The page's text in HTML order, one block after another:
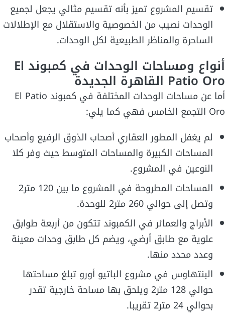
تقسيم المشروع تميز بأنه تقسيم مثالي يجعل لجميع
الوحدات نصيب من الخصوصية والاستقلال مع الإطلالات
الساحرة والمناظر الطبيعية لكل الوحدات.
أنواع ومساحات الوحدات في كمبوند El
Patio Oro القاهرة الجديدة
أما عن مساحات الوحدات المختلفة في كمبوند El Patio
Oro التجمع الخامس فهي كما يلي:
لم يغفل المطور العقاري أصحاب الذوق الرفيع وأصحاب
المساحات الكبيرة والمساحات المتوسط حيث وفر كلا
النوعين في المشروع.
المساحات المطروحة في المشروع ما بين 120 متر2
وتصل إلى حوالي 260 متر2 للوحدة.
الأبراج والعمائر في الكمبوند تتكون من أربعة طوابق
علوية مع طابق أرضي، ويضم كل طابق وحدات معينة
وعدد محدد منها.
البنتهاوس في مشروع الباتيو أورو تبلغ مساحتها
حوالي 128 متر2 ويلحق بها مساحة خارجية تقدر
بحوالي 24 متر2 تقريبا.